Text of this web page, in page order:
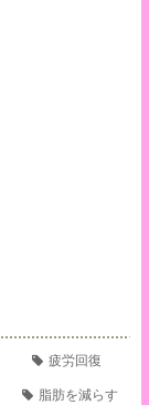
疲労回復
脂肪を減らす